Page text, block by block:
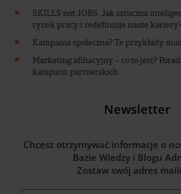
SKILLS not JOBS. Jak sztuczna
rynek pracy i redefiniuje nasze
Kampania społeczna? Te przykłady
Marketing afiliacyjny – co to jest?
kampanii partnerskich
Newsletter
Chcesz otrzymywać informacje o
Bazie Wiedzy i Blogu
Zostaw swój adres